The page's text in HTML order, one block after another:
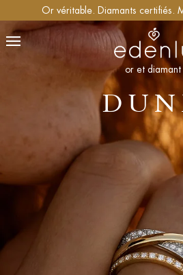
Or véritable. Diamants certifiés.
or et diamant